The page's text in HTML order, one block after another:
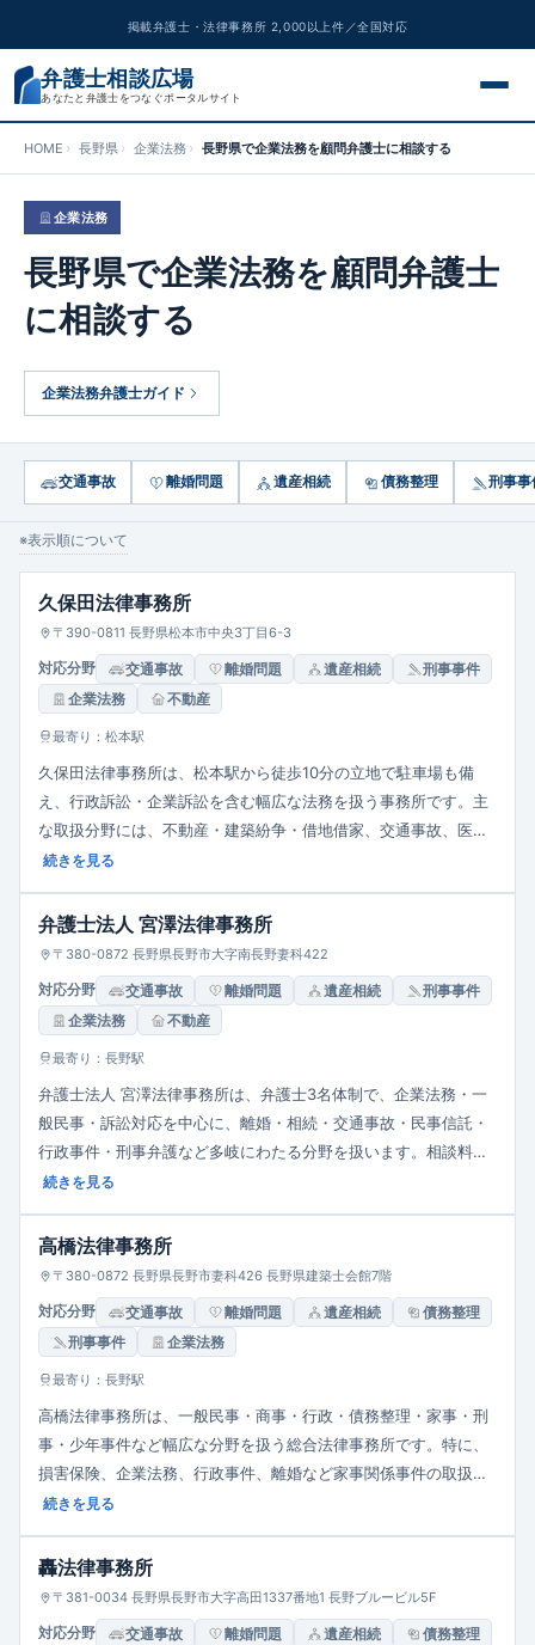
掲載弁護士・法律事務所 2,000以上件／全国対応
弁護士相談広場
あなたと弁護士をつなぐポータルサイト
交通事故
離婚問題
遺産相続
刑事事件
労働問題
企業法務
HOME 長野県 企業法務 長野県で企業法務を顧問弁護士に相談する
企業法務
長野県で企業法務を顧問弁護士
に相談する
企業法務弁護士ガイド
交通事故 離婚問題 遺産相続 債務整理 刑事事
※表示順について
久保田法律事務所
〒390-0811 長野県松本市中央3丁目6-3
対応分野 交通事故 離婚問題 遺産相続
刑事事件
企業法務
不動産
最寄り：松本駅
久保田法律事務所は、松本駅から徒歩10分の立地で駐車場も備
え、行政訴訟・企業訴訟を含む幅広な法務を扱う事務所です。主
な取扱分野には、不動産・建築紛争・借地借家、交通事故、医療
事故、債権回収、債務整理、離婚・相続、企業法務・契約法、行
は複数の弁護士がおり、相談は平日9:00～17:30を基本としてい
続きを見る
弁護士法人 宮澤法律事務所
〒380-0872 長野県長野市大字南長野妻科422
対応分野 交通事故 離婚問題 遺産相続
刑事事件
企業法務
不動産
最寄り：長野駅
弁護士法人 宮澤法律事務所は、弁護士3名体制で、企業法務・一
般民事・訴訟対応を中心に、離婚・相続・交通事故・民事信託・
行政事件・刑事弁護など多岐にわたる分野を扱います。相談料は1
時間11,000円と設定され、平日9:30～12:00、13:30～17:30が基
的確なリーガルサービスを目指す姿勢が特徴です。
続きを見る
高橋法律事務所
〒380-0872 長野県長野市妻科426 長野県建築士会館7階
対応分野 交通事故 離婚問題 遺産相続
債務整理
刑事事件
企業法務
最寄り：長野駅
高橋法律事務所は、一般民事・商事・行政・債務整理・家事・刑
事・少年事件など幅広な分野を扱う総合法律事務所です。特に、
損害保険、企業法務、行政事件、離婚など家事関係事件の取扱い
が多め。また、弁護士3名・事務局員5名体制で、迅速かつ誠実な
場を備え、県庁・地方裁判所が近い官庁街に立地。
続きを見る
轟法律事務所
〒381-0034 長野県長野市大字高田1337番地1 長野ブルービル5F
対応分野 交通事故 離婚問題 遺産相続
債務整理